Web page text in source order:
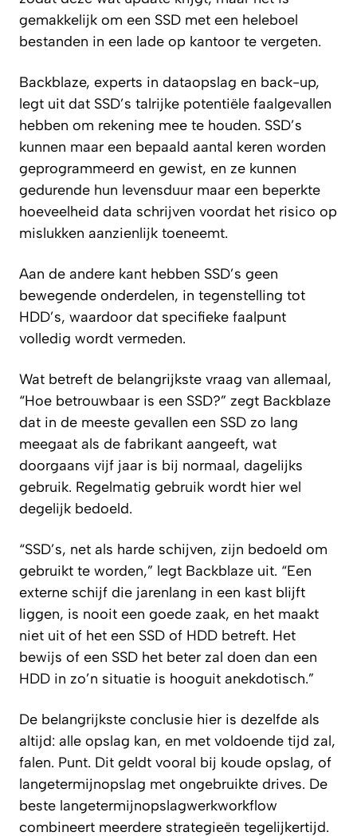
gemakkelijk om een SSD met een heleboel
bestanden in een lade op kantoor te vergeten.
Backblaze, experts in dataopslag en back-up,
legt uit dat SSD’s talrijke potentiële faalgevallen
hebben om rekening mee te houden. SSD’s
kunnen maar een bepaald aantal keren worden
geprogrammeerd en gewist, en ze kunnen
gedurende hun levensduur maar een beperkte
hoeveelheid data schrijven voordat het risico op
mislukken aanzienlijk toeneemt.
Aan de andere kant hebben SSD’s geen
bewegende onderdelen, in tegenstelling tot
HDD’s, waardoor dat specifieke faalpunt
volledig wordt vermeden.
Wat betreft de belangrijkste vraag van allemaal,
“Hoe betrouwbaar is een SSD?” zegt Backblaze
dat in de meeste gevallen een SSD zo lang
meegaat als de fabrikant aangeeft, wat
doorgaans vijf jaar is bij normaal, dagelijks
gebruik. Regelmatig gebruik wordt hier wel
degelijk bedoeld.
“SSD’s, net als harde schijven, zijn bedoeld om
gebruikt te worden,” legt Backblaze uit. “Een
externe schijf die jarenlang in een kast blijft
liggen, is nooit een goede zaak, en het maakt
niet uit of het een SSD of HDD betreft. Het
bewijs of een SSD het beter zal doen dan een
HDD in zo’n situatie is hooguit anekdotisch.”
De belangrijkste conclusie hier is dezelfde als
altijd: alle opslag kan, en met voldoende tijd zal,
falen. Punt. Dit geldt vooral bij koude opslag, of
langetermijnopslag met ongebruikte drives. De
beste langetermijnopslagwerkworkflow
combineert meerdere strategieën tegelijkertijd.